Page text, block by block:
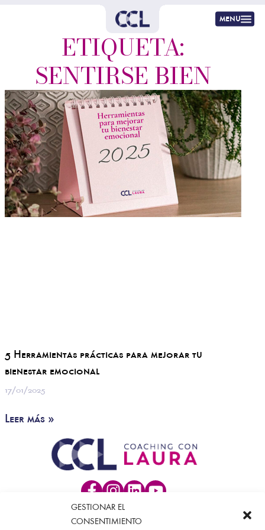
GESTIONAR EL
CONSENTIMIENTO
menu
ETIQUETA:
SENTIRSE BIEN
5 Herramientas prácticas para mejorar tu
bienestar emocional
17/01/2025
Leer más »
Sobre Laura